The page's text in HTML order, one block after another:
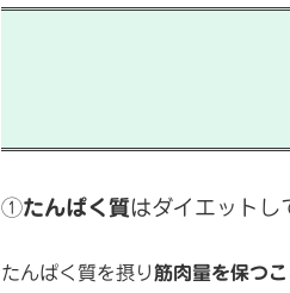
①たんぱく質はダイエットし
たんぱく質を摂り筋肉量を保つ